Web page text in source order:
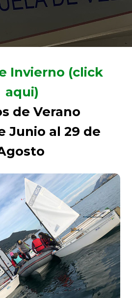
Invierno (click
aqui)
de Verano
Junio al 29 de